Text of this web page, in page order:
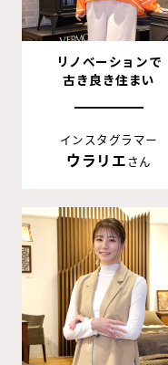
リノベーションで
古き良き住まい
インスタグラマー
ウラリエ さん